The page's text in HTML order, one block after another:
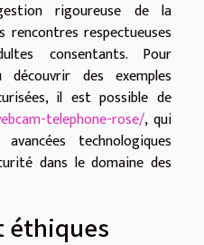
rigoureuse de la
respectueuses
consentants. Pour
des exemples
il est possible de
telephone-rose/, qui
technologiques
dans le domaine des
éthiques